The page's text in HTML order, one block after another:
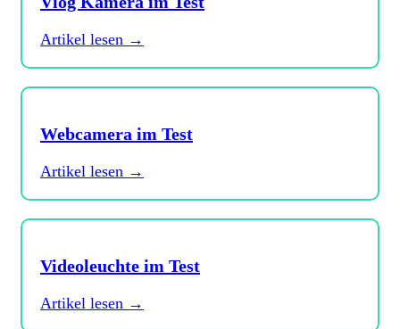
Artikel lesen →
Webcamera im Test
Artikel lesen →
Videoleuchte im Test
Artikel lesen →